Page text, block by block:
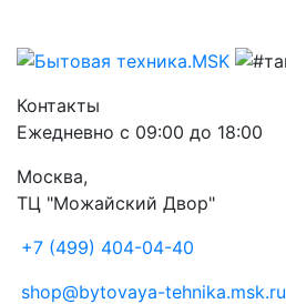
Контакты
Ежедневно с 09:00 до 18:00
Москва,
ТЦ "Можайский Двор"
+7 (499) 404-04-40
shop@bytovaya-tehnika.msk.ru